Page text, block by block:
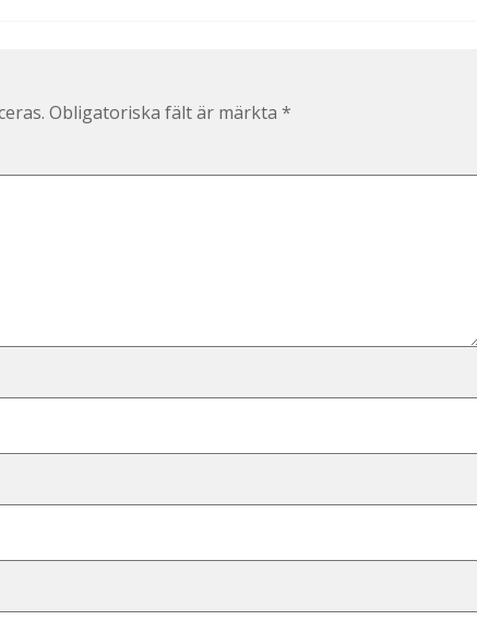
Obligatoriska fält är märkta *